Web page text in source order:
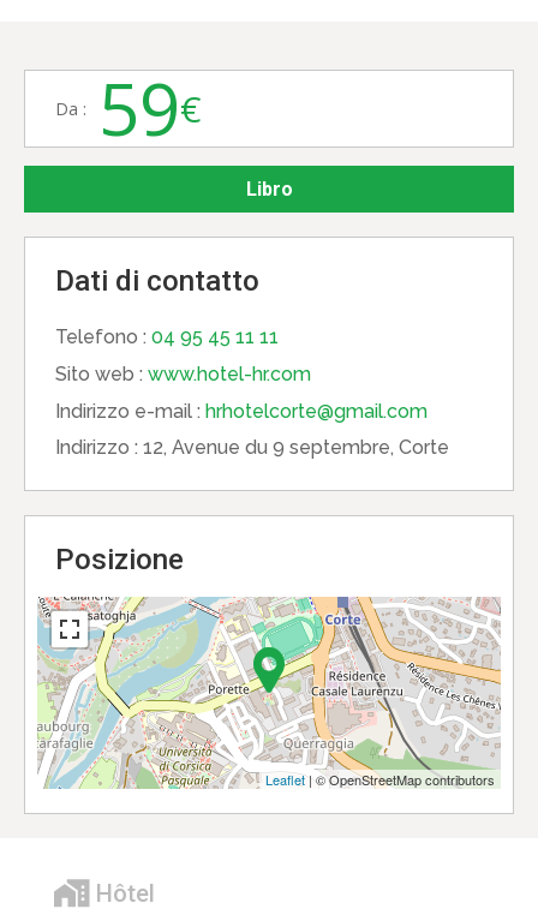
Da : 59€
Libro
Dati di contatto
Telefono : 04 95 45 11 11
Sito web : www.hotel-hr.com
Indirizzo e-mail : hrhotelcorte@gmail.com
Indirizzo : 12, Avenue du 9 septembre, Corte
Posizione
Leaflet | © OpenStreetMap contributors
Hôtel